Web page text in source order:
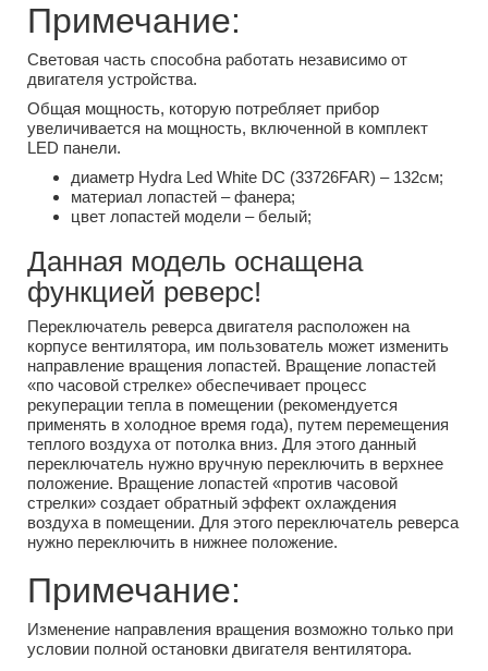
Примечание:
Световая часть способна работать независимо от
двигателя устройства.
Общая мощность, которую потребляет прибор
увеличивается на мощность, включенной в комплект
LED панели.
диаметр Hydra Led White DC (33726FAR) – 132см;
материал лопастей – фанера;
цвет лопастей модели – белый;
Данная модель оснащена
функцией реверс!
Переключатель реверса двигателя расположен на
корпусе вентилятора, им пользователь может изменить
направление вращения лопастей. Вращение лопастей
«по часовой стрелке» обеспечивает процесс
рекуперации тепла в помещении (рекомендуется
применять в холодное время года), путем перемещения
теплого воздуха от потолка вниз. Для этого данный
переключатель нужно вручную переключить в верхнее
положение. Вращение лопастей «против часовой
стрелки» создает обратный эффект охлаждения
воздуха в помещении. Для этого переключатель реверса
нужно переключить в нижнее положение.
Примечание:
Изменение направления вращения возможно только при
условии полной остановки двигателя вентилятора.